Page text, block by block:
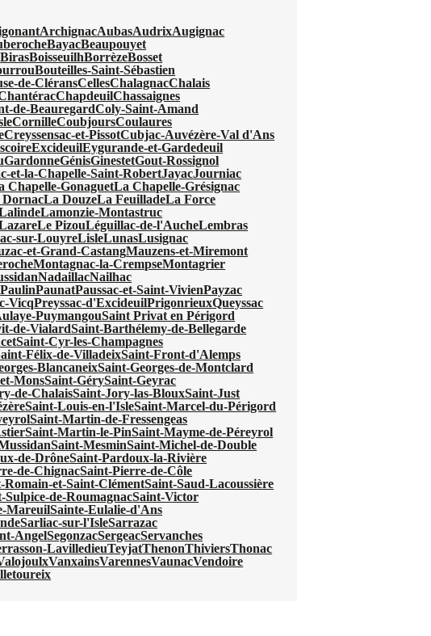
ArchignacAubasAudrixAugignac
BayacBeaupouyet
BirasBoisseuilhBorrèzeBosset
Bouteilles-Saint-Sébastien
de-CléransCellesChalagnacChalais
ChapdeuilChassaignes
de-BeauregardColy-Saint-Amand
CornilleCoubjoursCoulaures
Creyssensac-et-PissotCubjac-Auvézère-Val d'Ans
ExcideuilEygurande-et-Gardedeuil
GardonneGénisGinestetGout-Rossignol
et-la-Chapelle-Saint-RobertJayacJourniac
Chapelle-GonaguetLa Chapelle-Grésignac
La DouzeLa FeuilladeLa Force
Lamonzie-Montastruc
Le PizouLéguillac-de-l'AucheLembras
sur-LouyreLisleLunasLusignac
et-Grand-CastangMauzens-et-Miremont
Montagnac-la-CrempseMontagrier
NadaillacNailhac
PaulinPaunatPaussac-et-Saint-VivienPayzac
VicqPreyssac-d'ExcideuilPrigonrieuxQueyssac
PuymangouSaint Privat en Périgord
de-VialardSaint-Barthélemy-de-Bellegarde
Saint-Cyr-les-Champagnes
Félix-de-VilladeixSaint-Front-d'Alemps
BlancaneixSaint-Georges-de-Montclard
MonsSaint-GérySaint-Geyrac
de-ChalaisSaint-Jory-las-BlouxSaint-Just
Saint-Louis-en-l'IsleSaint-Marcel-du-Périgord
Saint-Martin-de-Fressengeas
Saint-Martin-le-PinSaint-Mayme-de-Péreyrol
Saint-MesminSaint-Michel-de-Double
de-DrôneSaint-Pardoux-la-Rivière
de-ChignacSaint-Pierre-de-Côle
Romain-et-Saint-ClémentSaint-Saud-Lacoussière
Sulpice-de-RoumagnacSaint-Victor
MareuilSainte-Eulalie-d'Ans
Sarliac-sur-l'IsleSarrazac
AngelSegonzacSergeacServanches
LavilledieuTeyjatThenonThiviersThonac
VanxainsVarennesVaunacVendoire